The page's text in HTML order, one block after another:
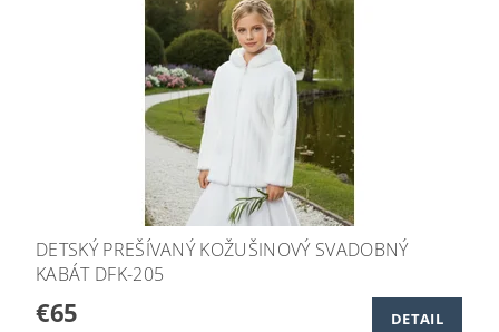
DETSKÝ PREŠÍVANÝ KOŽUŠINOVÝ SVADOBNÝ
KABÁT DFK-205
€65 DETAIL